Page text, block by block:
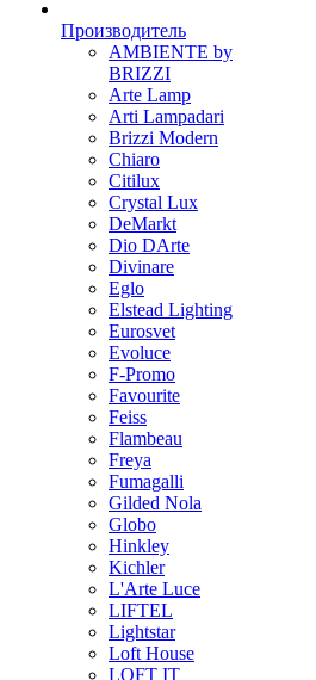
Производитель
AMBIENTE by
BRIZZI
Arte Lamp
Arti Lampadari
Brizzi Modern
Chiaro
Citilux
Crystal Lux
DeMarkt
Dio DArte
Divinare
Eglo
Elstead Lighting
Eurosvet
Evoluce
F-Promo
Favourite
Feiss
Flambeau
Freya
Fumagalli
Gilded Nola
Globo
Hinkley
Kichler
L'Arte Luce
LIFTEL
Lightstar
Loft House
LOFT IT